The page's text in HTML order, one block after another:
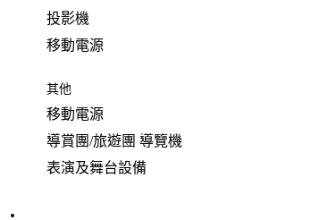
投影機
移動電源
其他
移動電源
導賞團/旅遊團 導覽機
表演及舞台設備